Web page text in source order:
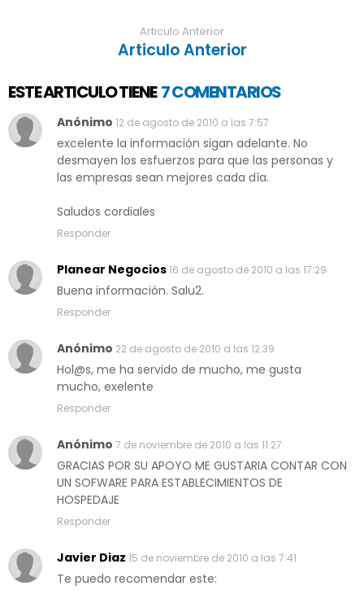
Articulo Anterior
Articulo Anterior
ESTE ARTICULO TIENE 7 COMENTARIOS
Anónimo 12 de agosto de 2010 a las 7:57
excelente la información sigan adelante. No
desmayen los esfuerzos para que las personas y
las empresas sean mejores cada día.
Saludos cordiales
Responder
Planear Negocios16 de agosto de 2010 a las 17:29
Buena información. Salu2.
Responder
Anónimo 22 de agosto de 2010 a las 12:39
Hol@s, me ha servido de mucho, me gusta
mucho, exelente
Responder
Anónimo 7 de noviembre de 2010 a las 11:27
GRACIAS POR SU APOYO ME GUSTARIA CONTAR CON
UN SOFWARE PARA ESTABLECIMIENTOS DE
HOSPEDAJE
Responder
Javier Diaz 15 de noviembre de 2010 a las 7:41
Te puedo recomendar este: